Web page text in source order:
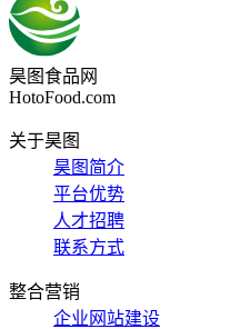
昊图食品网
HotoFood.com
关于昊图
昊图简介
平台优势
人才招聘
联系方式
整合营销
企业网站建设